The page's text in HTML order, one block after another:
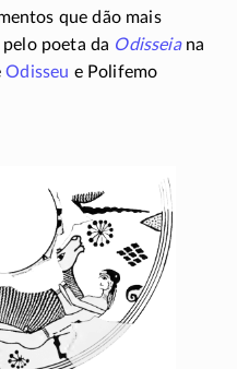
que dão mais
poeta da Odisseiana
Odisseu e Polifemo